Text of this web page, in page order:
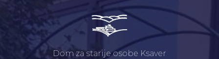
Dom za starije osobe Ksaver